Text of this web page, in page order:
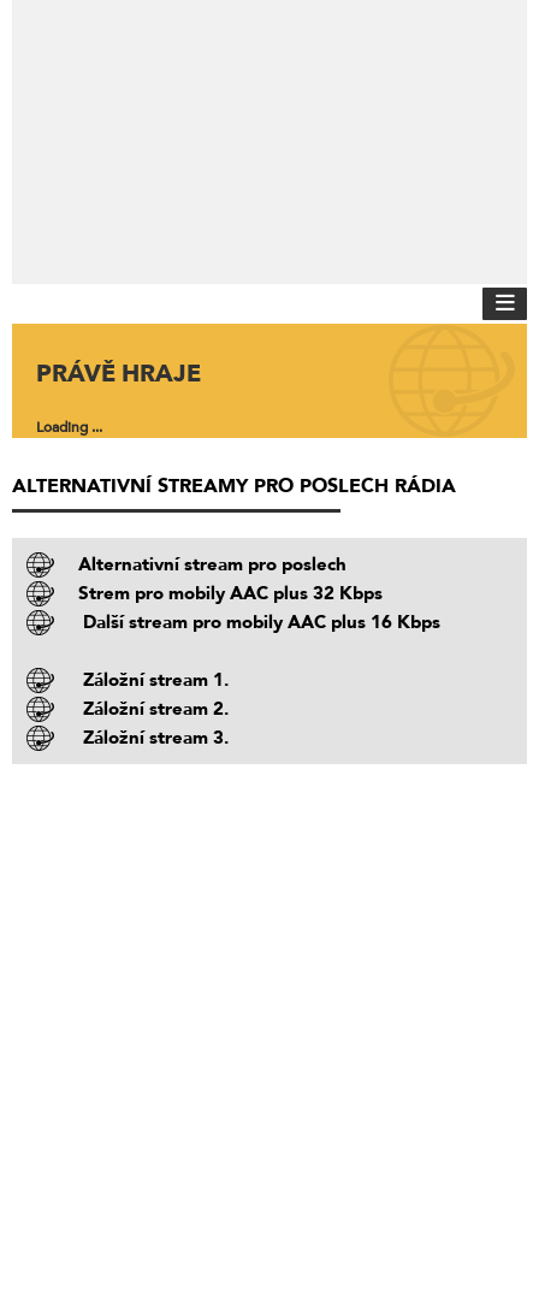
PRÁVĚ HRAJE
Loading ...
ALTERNATIVNÍ STREAMY PRO POSLECH RÁDIA
Alternativní stream pro poslech
Strem pro mobily AAC plus 32 Kbps
Další stream pro mobily AAC plus 16 Kbps
Záložní stream 1.
Záložní stream 2.
Záložní stream 3.